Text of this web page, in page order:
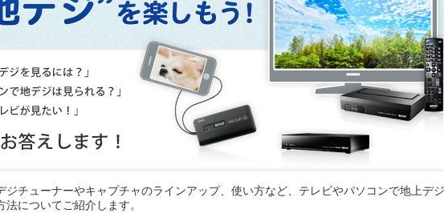
ジチューナーやキャプチャのラインアップ、使い方など、テレビやパソコンで地上デジ
についてご紹介します。